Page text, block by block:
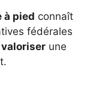
à pied connaît
fédérales
valoriser une